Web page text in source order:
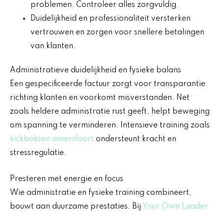
problemen. Controleer alles zorgvuldig.
Duidelijkheid en professionaliteit versterken
vertrouwen en zorgen voor snellere betalingen
van klanten.
Administratieve duidelijkheid en fysieke balans
Een gespecificeerde factuur zorgt voor transparantie
richting klanten en voorkomt misverstanden. Net
zoals heldere administratie rust geeft, helpt beweging
om spanning te verminderen. Intensieve training zoals
kickboksen amersfoort ondersteunt kracht en
stressregulatie.
Presteren met energie en focus
Wie administratie en fysieke training combineert,
bouwt aan duurzame prestaties. Bij Your Own Leader